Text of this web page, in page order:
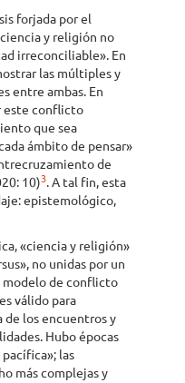
forjada por el
y religión no
irreconciliable». En
las múltiples y
entre ambas. En
este conflicto
que sea
ámbito de pensar»
de
10)3. A tal fin, esta
epistemológico,
«ciencia y religión»
no unidas por un
modelo de conflicto
válido para
los encuentros y
Hubo épocas
las
más complejas y